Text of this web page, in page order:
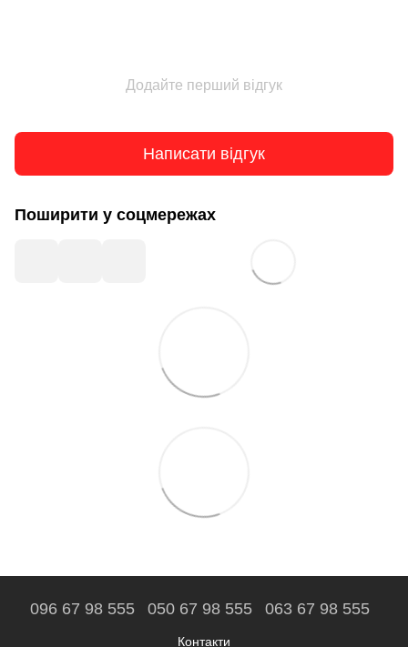
Додайте перший відгук
Написати відгук
Поширити у соцмережах
096 67 98 555 050 67 98 555 063 67 98 555
Контакти